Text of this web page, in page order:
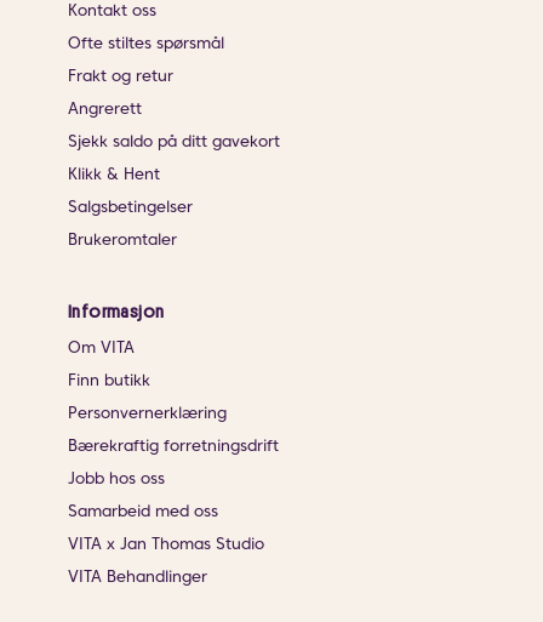
Kontakt oss
Ofte stiltes spørsmål
Frakt og retur
Angrerett
Sjekk saldo på ditt gavekort
Klikk & Hent
Salgsbetingelser
Brukeromtaler
Informasjon
Om VITA
Finn butikk
Personvernerklæring
Bærekraftig forretningsdrift
Jobb hos oss
Samarbeid med oss
VITA x Jan Thomas Studio
VITA Behandlinger